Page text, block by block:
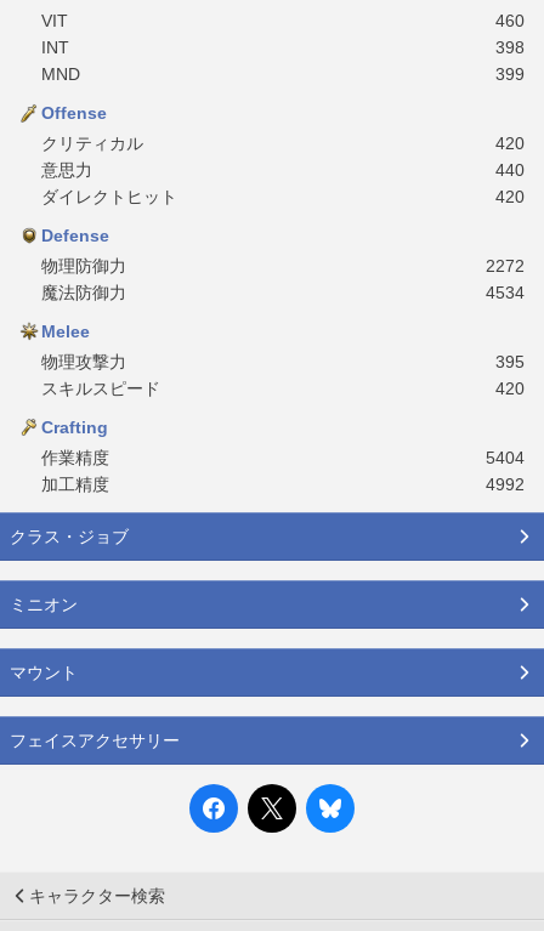
VIT
460
INT
398
MND
399
Offense
クリティカル
420
意思力
440
ダイレクトヒット
420
Defense
物理防御力
2272
魔法防御力
4534
Melee
物理攻撃力
395
スキルスピード
420
Crafting
作業精度
5404
加工精度
4992
クラス・ジョブ
ミニオン
マウント
フェイスアクセサリー
キャラクター検索